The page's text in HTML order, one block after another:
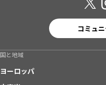
コミュ
国と地域
ヨーロッパ